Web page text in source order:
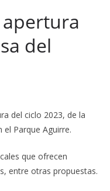
del
del ciclo 2023, de la
Parque Aguirre.
que ofrecen
entre otras propuestas.